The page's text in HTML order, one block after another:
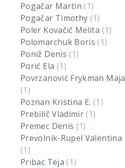
Pogačar Martin(1)
Pogačar Timothy (1)
Poler Kovačič Melita (1)
Polomarchuk Boris(1)
Poniž Denis(1)
Porić Ela (1)
Povrzanović Frykman Maja
(1)
Poznan Kristina E. (1)
Prebilič Vladimir(1)
Premec Denis (1)
Prevolnik-Rupel Valentina
(1)
Pribac Teja(1)